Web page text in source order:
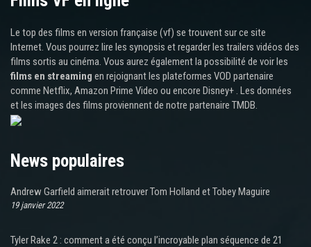
Le top des films en version française (vf) se trouvent sur ce site
Internet. Vous pourrez lire les synopsis et regarder les trailers vidéos des
films sortis au cinéma. Vous aurez également la possibilité de voir les
films en streaming en rejoignant les plateformes VOD partenaire
comme Netflix, Amazon Prime Video ou encore Disney+ . Les données
et les images des films proviennent de notre partenaire TMDB.
News populaires
Andrew Garfield aimerait retrouver Tom Holland et Tobey Maguire
19 janvier 2022
Tyler Rake 2 : comment a été conçu l’incroyable plan séquence de 21